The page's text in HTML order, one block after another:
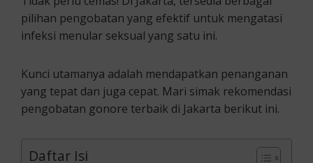
pilihan pengobatan yang efektif untuk mengatasi
infeksi menular seksual yang satu ini.
Kunci utamanya adalah mendapatkan penanganan
yang tepat dan juga cepat. Mari simak rekomendasi
pengobatan gonore terbaik di Jakarta berikut ini.
Daftar Isi